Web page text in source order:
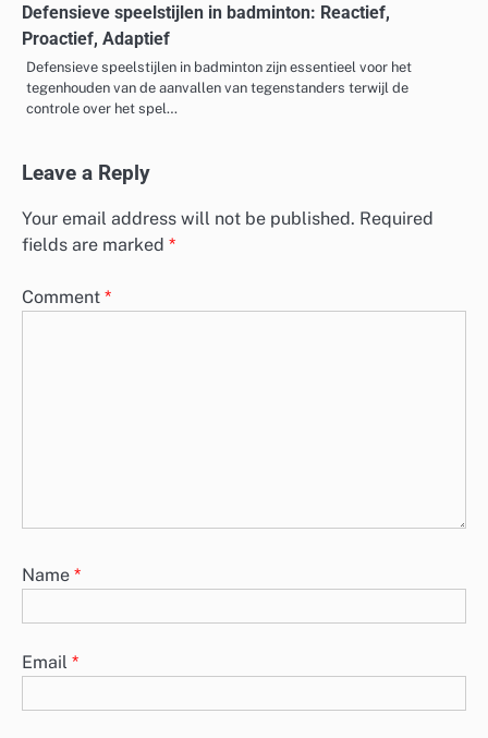
Defensieve speelstijlen in badminton: Reactief,
Proactief, Adaptief
Defensieve speelstijlen in badminton zijn essentieel voor het
tegenhouden van de aanvallen van tegenstanders terwijl de
controle over het spel…
Leave a Reply
Your email address will not be published. Required
fields are marked *
Comment *
Name *
Email *